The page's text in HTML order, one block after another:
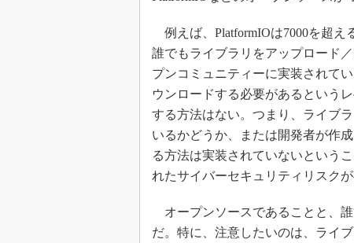
例えば、PlatformIOは7000を超え
誰でもライブラリをアップロード
プンコミュニティーに実装されて
ウンロードする必要があるという
する方法はない。つまり、ライブ
いるかどうか、または開発者が作
る方法は実装されていないという
れたサイバーセキュリティリスクが
オープンソースであることと、
だ。特に、注意したいのは、ライ